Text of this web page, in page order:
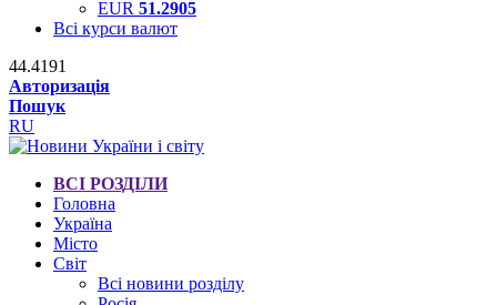
EUR 51.2905
Всі курси валют
44.4191
Авторизація
Пошук
RU
ВСІ РОЗДІЛИ
Головна
Україна
Місто
Світ
Всі новини розділу